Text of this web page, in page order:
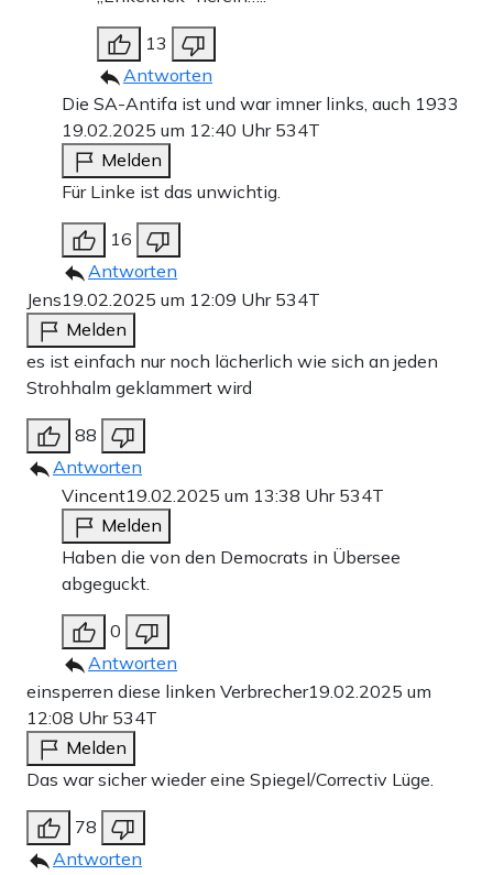
13
Antworten
Die SA-Antifa ist und war imner links, auch 1933
19.02.2025 um 12:40 Uhr 534T
Melden
Für Linke ist das unwichtig.
16
Antworten
Jens19.02.2025 um 12:09 Uhr 534T
Melden
es ist einfach nur noch lächerlich wie sich an jeden
Strohhalm geklammert wird
88
Antworten
Vincent19.02.2025 um 13:38 Uhr 534T
Melden
Haben die von den Democrats in Übersee
abgeguckt.
0
Antworten
einsperren diese linken Verbrecher19.02.2025 um
12:08 Uhr 534T
Melden
Das war sicher wieder eine Spiegel/Correctiv Lüge.
78
Antworten